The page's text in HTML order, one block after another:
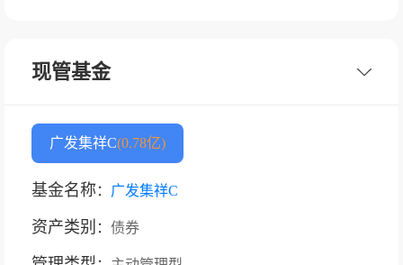
现管基金
广发集祥C(0.78亿)
基金名称 ： 广发集祥C
资产类别 ： 债券